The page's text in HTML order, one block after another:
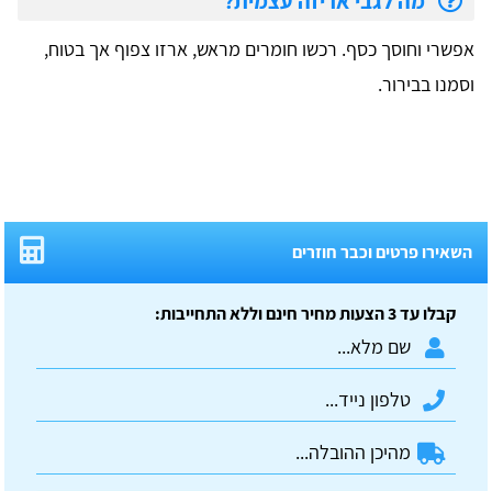
אפשרי וחוסך כסף. רכשו חומרים מראש, ארזו צפוף אך בטוח,
וסמנו בבירור.
השאירו פרטים וכבר חוזרים
קבלו עד 3 הצעות מחיר חינם וללא התחייבות: